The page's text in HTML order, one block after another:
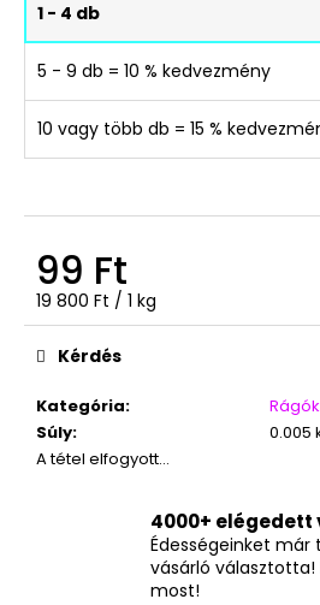
1 - 4 db
5 - 9 db = 10 % kedvezmény
10 vagy több db = 15 %
99 Ft
Egységár:
19 800 Ft / 1 kg
Kategória:
Rágók
Súly:
0.005
A tétel elfogyott…
Kérdés
4000+ elégedett
Édességeinket
vásárló választotta!
most!